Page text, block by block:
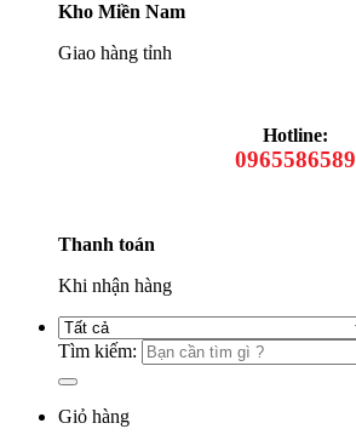
Kho Miền Nam
Giao hàng tỉnh
Hotline:
0965586589
Thanh toán
Khi nhận hàng
Tìm kiếm:
Giỏ hàng